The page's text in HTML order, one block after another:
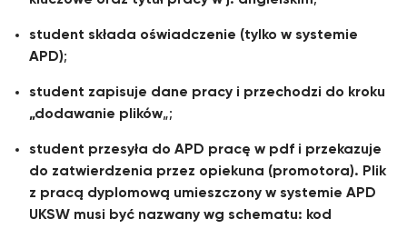
student składa oświadczenie (tylko w systemie
APD);
student zapisuje dane pracy i przechodzi do kroku
„dodawanie plików„;
student przesyła do APD pracę w pdf i przekazuje
do zatwierdzenia przez opiekuna (promotora). Plik
z pracą dyplomową umieszczony w systemie APD
UKSW musi być nazwany wg schematu: kod